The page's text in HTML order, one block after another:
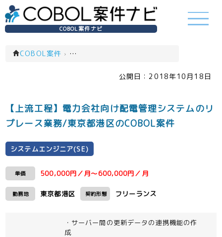
COBOL案件ナビ
COBOL案件 › システムエンジニア(SE)(一覧)
公開日： 2018年10月18日
【上流工程】電力会社向け配電管理システムのリ
プレース業務/東京都港区のCOBOL案件
システムエンジニア(SE)
単価 500,000円／月～600,000円／月
勤務地 東京都港区 契約形態 フリーランス
・サーバー間の更新データの連携機能の作
成